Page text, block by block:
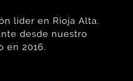
líder en Rioja Alta.
desde nuestro
en 2016.